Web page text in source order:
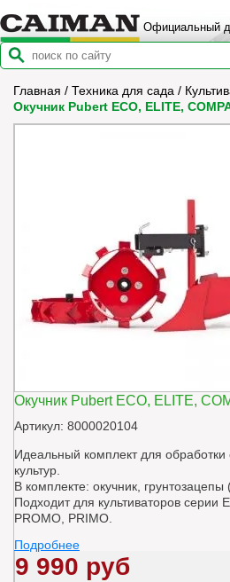
Официальный
Главная / Техника для сада /
Окучник Pubert ECO, ELITE,
Окучник Pubert ECO, ELITE,
Артикул: 8000020104
Идеальный комплект для обработки
культур.
В комплекте: окучник,
Подходит для культиваторов серии
PROMO, PRIMO.
Подробнее
9 990 руб